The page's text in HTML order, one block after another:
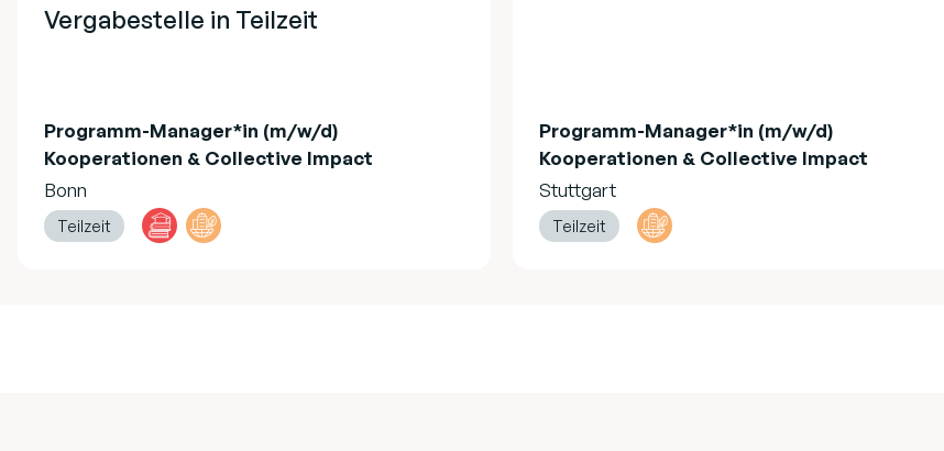
Vergabestelle in Teilzeit
Programm-Manager*in (m/w/d)
Kooperationen & Collective Impact
Bonn
Teilzeit
Programm-Manager*in (m/w/d)
Kooperationen & Collective Impact
Stuttgart
Teilzeit